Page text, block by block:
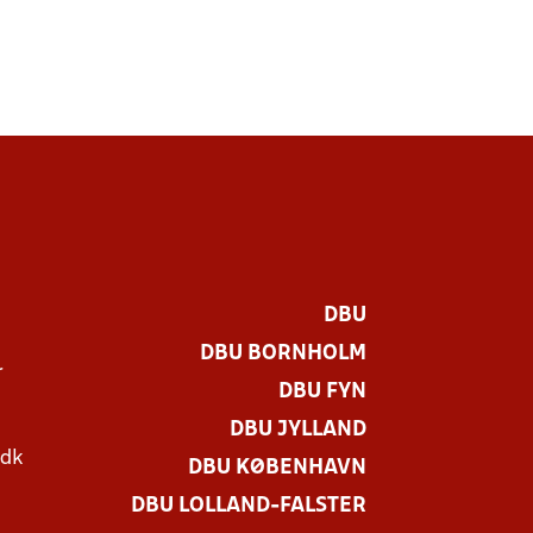
DBU
DBU BORNHOLM
DBU FYN
DBU JYLLAND
DBU KØBENHAVN
DBU LOLLAND-FALSTER